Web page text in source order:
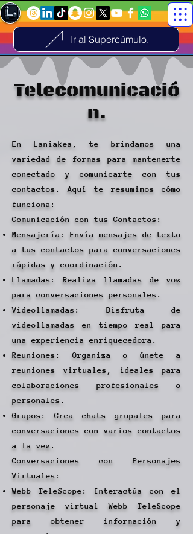
Ir al Supercúmulo.
Telecomunicació
n.
En Laniakea, te brindamos una
variedad de formas para mantenerte
conectado y comunicarte con tus
contactos. Aquí te resumimos cómo
funciona:
Comunicación con tus Contactos:
Mensajería: Envía mensajes de texto
a tus contactos para conversaciones
rápidas y coordinación.
Llamadas: Realiza llamadas de voz
para conversaciones personales.
Videollamadas: Disfruta de
videollamadas en tiempo real para
una experiencia enriquecedora.
Reuniones: Organiza o únete a
reuniones virtuales, ideales para
colaboraciones profesionales o
personales.
Grupos: Crea chats grupales para
conversaciones con varios contactos
a la vez.
Conversaciones con Personajes
Virtuales:
Webb TeleScope: Interactúa con el
personaje virtual Webb TeleScope
para obtener información y